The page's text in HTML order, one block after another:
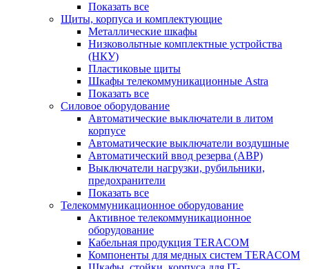
Показать все
Щиты, корпуса и комплектующие
Металлические шкафы
Низковольтные комплектные устройства
(НКУ)
Пластиковые щиты
Шкафы телекоммуникационные Astra
Показать все
Силовое оборудование
Автоматические выключатели в литом
корпусе
Автоматические выключатели воздушные
Автоматический ввод резерва (АВР)
Выключатели нагрузки, рубильники,
предохранители
Показать все
Телекоммуникационное оборудование
Активное телекоммуникационное
оборудование
Кабельная продукция TERACOM
Компоненты для медных систем TERACOM